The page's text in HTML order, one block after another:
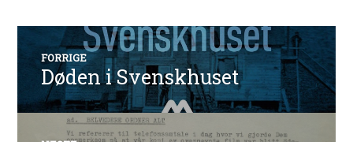
Innleggsnavigasjon
FORRIGE
Forrige
innlegg:
Døden i Svenskhuset